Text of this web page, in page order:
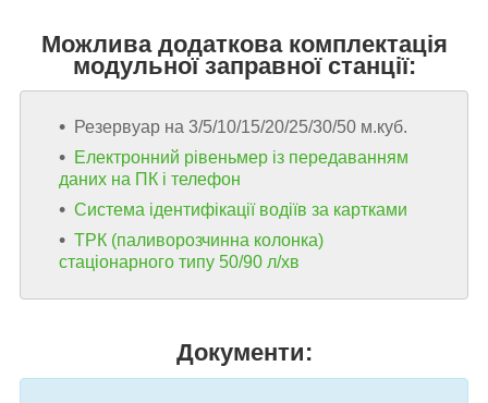
Можлива додаткова комплектація
модульної заправної станції:
Резервуар на 3/5/10/15/20/25/30/50 м.куб.
Електронний рівеньмер із передаванням
даних на ПК і телефон
Система ідентифікації водіїв за картками
ТРК (паливорозчинна колонка)
стаціонарного типу 50/90 л/хв
Документи: